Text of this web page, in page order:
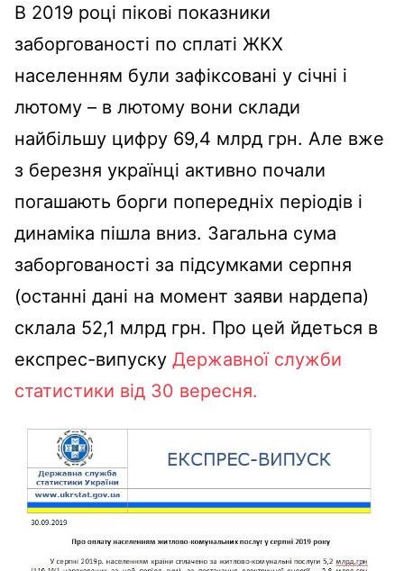
В 2019 році пікові показники
заборгованості по сплаті ЖКХ
населенням були зафіксовані у січні і
лютому – в лютому вони склади
найбільшу цифру 69,4 млрд грн. Але вже
з березня українці активно почали
погашають борги попередніх періодів і
динаміка пішла вниз. Загальна сума
заборгованості за підсумками серпня
(останні дані на момент заяви нардепа)
склала 52,1 млрд грн. Про цей йдеться в
експрес-випуску Державної служби
статистики від 30 вересня.